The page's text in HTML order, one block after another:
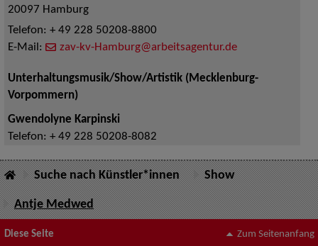
20097 Hamburg
Telefon: + 49 228 50208-8800
E-Mail:
zav-kv-Hamburg@arbeitsagentur.de
Unterhaltungsmusik/Show/Artistik (Mecklenburg-
Vorpommern)
Gwendolyne Karpinski
Telefon: + 49 228 50208-8082
Suche nach Künstler*innen Show
Antje Medwed
Diese Seite Zum Seitenanfang